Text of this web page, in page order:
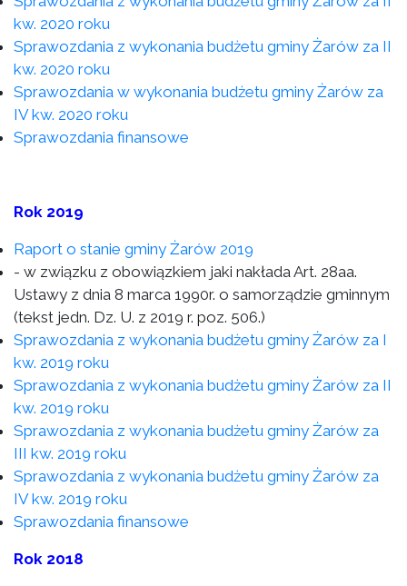
kw. 2020 roku
Sprawozdania z wykonania budżetu gminy Żarów za II
kw. 2020 roku
Sprawozdania w wykonania budżetu gminy Żarów za
IV kw. 2020 roku
Sprawozdania finansowe
Rok 2019
Raport o stanie gminy Żarów 2019
- w związku z obowiązkiem jaki nakłada Art. 28aa.
Ustawy z dnia 8 marca 1990r. o samorządzie gminnym
(tekst jedn. Dz. U. z 2019 r. poz. 506.)
Sprawozdania z wykonania budżetu gminy Żarów za I
kw. 2019 roku
Sprawozdania z wykonania budżetu gminy Żarów za II
kw. 2019 roku
Sprawozdania z wykonania budżetu gminy Żarów za
III kw. 2019 roku
Sprawozdania z wykonania budżetu gminy Żarów za
IV kw. 2019 roku
Sprawozdania finansowe
Rok 2018